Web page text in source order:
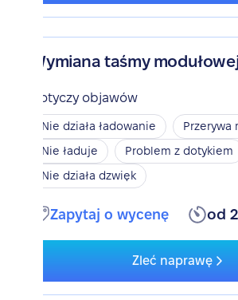
Wymiana taśmy
Dotyczy objawów
Nie działa ładowanie
Przerywa
Nie ładuje
Problem z dotykiem
Nie działa dzwięk
Zapytaj o wycenę od
Zleć naprawę